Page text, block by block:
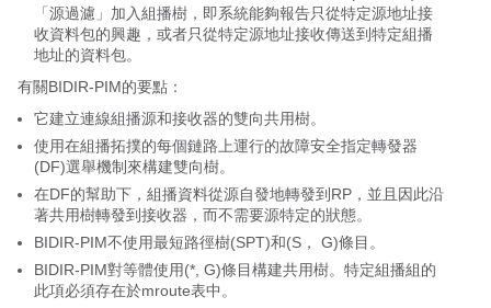
「源過濾」加入組播樹，即系統能夠報告只從特定源地址接
收資料包的興趣，或者只從特定源地址接收傳送到特定組播
地址的資料包。
有關BIDIR-PIM的要點：
它建立連線組播源和接收器的雙向共用樹。
使用在組播拓撲的每個鏈路上運行的故障安全指定轉發器
(DF)選舉機制來構建雙向樹。
在DF的幫助下，組播資料從源自發地轉發到RP，並且因此沿
著共用樹轉發到接收器，而不需要源特定的狀態。
BIDIR-PIM不使用最短路徑樹(SPT)和(S， G)條目。
BIDIR-PIM對等體使用(*, G)條目構建共用樹。特定組播組的
此項必須存在於mroute表中。